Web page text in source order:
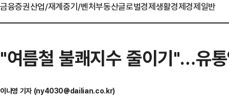
금융증권산업/재계중기/벤처부동산글로벌경제생활경제경제일반
"여름철 불쾌지수 줄이기"…유
이나영 기자 (ny4030@dailian.co.kr)